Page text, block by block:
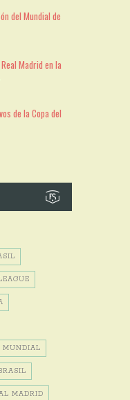
del Mundial de
Madrid en la
de la Copa del
MUNDIAL
MADRID